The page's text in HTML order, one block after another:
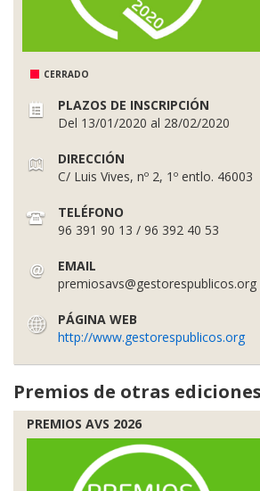
CERRADO
PLAZOS DE INSCRIPCIÓN
Del 13/01/2020 al 28/02/2020
DIRECCIÓN
C/ Luis Vives, nº 2, 1º entlo. 46003
TELÉFONO
96 391 90 13 / 96 392 40 53
EMAIL
premiosavs@gestorespublicos.org
PÁGINA WEB
http://www.gestorespublicos.org
Premios de otras ediciones
PREMIOS AVS 2026